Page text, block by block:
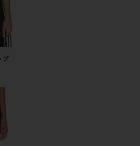
プ
上質なニットハイウエストカプリ